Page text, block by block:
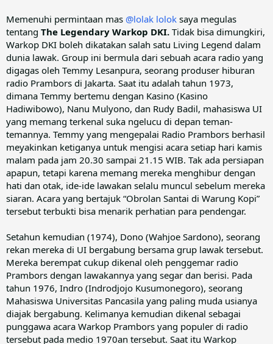
Memenuhi permintaan mas @lolak lolok saya megulas
tentang The Legendary Warkop DKI. Tidak bisa dimungkiri,
Warkop DKI boleh dikatakan salah satu Living Legend dalam
dunia lawak. Group ini bermula dari sebuah acara radio yang
digagas oleh Temmy Lesanpura, seorang produser hiburan
radio Prambors di Jakarta. Saat itu adalah tahun 1973,
dimana Temmy bertemu dengan Kasino (Kasino
Hadiwibowo), Nanu Mulyono, dan Rudy Badil, mahasiswa UI
yang memang terkenal suka ngelucu di depan teman-
temannya. Temmy yang mengepalai Radio Prambors berhasil
meyakinkan ketiganya untuk mengisi acara setiap hari kamis
malam pada jam 20.30 sampai 21.15 WIB. Tak ada persiapan
apapun, tetapi karena memang mereka menghibur dengan
hati dan otak, ide-ide lawakan selalu muncul sebelum mereka
siaran. Acara yang bertajuk “Obrolan Santai di Warung Kopi”
tersebut terbukti bisa menarik perhatian para pendengar.
Setahun kemudian (1974), Dono (Wahjoe Sardono), seorang
rekan mereka di UI bergabung bersama grup lawak tersebut.
Mereka berempat cukup dikenal oleh penggemar radio
Prambors dengan lawakannya yang segar dan berisi. Pada
tahun 1976, Indro (Indrodjojo Kusumonegoro), seorang
Mahasiswa Universitas Pancasila yang paling muda usianya
diajak bergabung. Kelimanya kemudian dikenal sebagai
punggawa acara Warkop Prambors yang populer di radio
tersebut pada medio 1970an tersebut. Saat itu Warkop